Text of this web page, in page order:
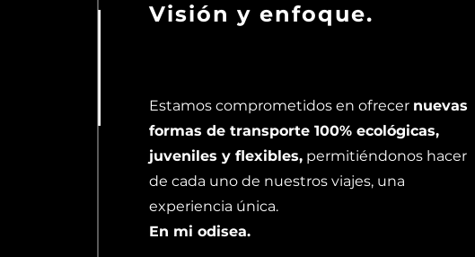
Visión y enfoque.
Estamos comprometidos en ofrecer nuevas
formas de transporte 100% ecológicas,
juveniles y flexibles, permitiéndonos hacer
de cada uno de nuestros viajes, una
experiencia única.
En mi odisea.